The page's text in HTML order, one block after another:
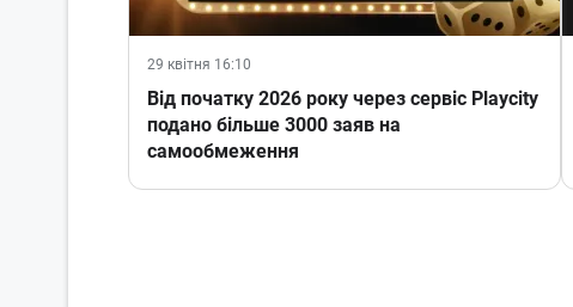
29 квітня 16:10
Від початку 2026 року через сервіс Playcity
подано більше 3000 заяв на
самообмеження